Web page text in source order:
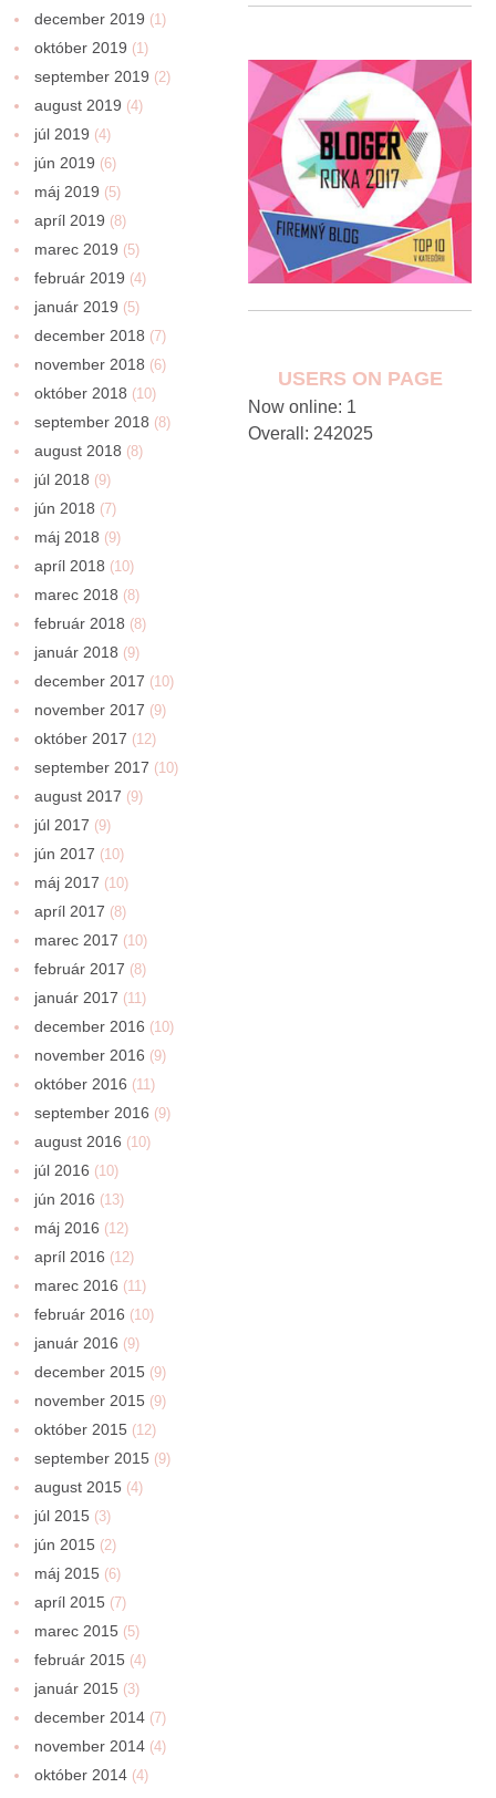
december 2019 (1)
október 2019 (1)
september 2019 (2)
august 2019 (4)
júl 2019 (4)
jún 2019 (6)
máj 2019 (5)
apríl 2019 (8)
marec 2019 (5)
február 2019 (4)
január 2019 (5)
december 2018 (7)
november 2018 (6)
október 2018 (10)
september 2018 (8)
august 2018 (8)
júl 2018 (9)
jún 2018 (7)
máj 2018 (9)
apríl 2018 (10)
marec 2018 (8)
február 2018 (8)
január 2018 (9)
december 2017 (10)
november 2017 (9)
október 2017 (12)
september 2017 (10)
august 2017 (9)
júl 2017 (9)
jún 2017 (10)
máj 2017 (10)
apríl 2017 (8)
marec 2017 (10)
február 2017 (8)
január 2017 (11)
december 2016 (10)
november 2016 (9)
október 2016 (11)
september 2016 (9)
august 2016 (10)
júl 2016 (10)
jún 2016 (13)
máj 2016 (12)
apríl 2016 (12)
marec 2016 (11)
február 2016 (10)
január 2016 (9)
december 2015 (9)
november 2015 (9)
október 2015 (12)
september 2015 (9)
august 2015 (4)
júl 2015 (3)
jún 2015 (2)
máj 2015 (6)
apríl 2015 (7)
marec 2015 (5)
február 2015 (4)
január 2015 (3)
december 2014 (7)
november 2014 (4)
október 2014 (4)
USERS ON PAGE
Now online: 1
Overall: 242025